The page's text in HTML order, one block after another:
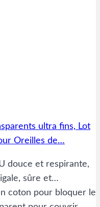
ultra fins, Lot
Oreilles de…
douce et respirante,
sûre et…
coton pour bloquer le